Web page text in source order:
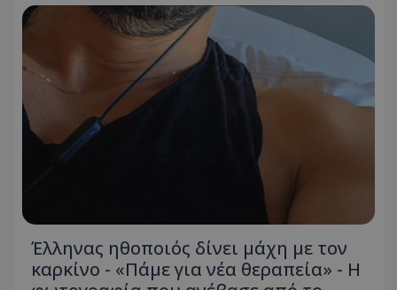
Έλληνας ηθοποιός δίνει μάχη με τον
καρκίνο - «Πάμε για νέα θεραπεία» - Η